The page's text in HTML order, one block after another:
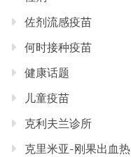
佐剂流感疫苗
何时接种疫苗
健康话题
儿童疫苗
克利夫兰诊所
克里米亚-刚果出血热